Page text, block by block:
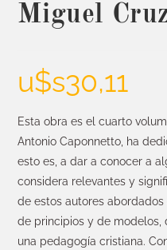
Miguel
u$s30,11
Esta obra es el cuarto
Antonio Caponnetto, ha
esto es, a dar a conocer a
considera relevantes y
de estos autores
de principios y de modelos,
una pedagogía cristiana.